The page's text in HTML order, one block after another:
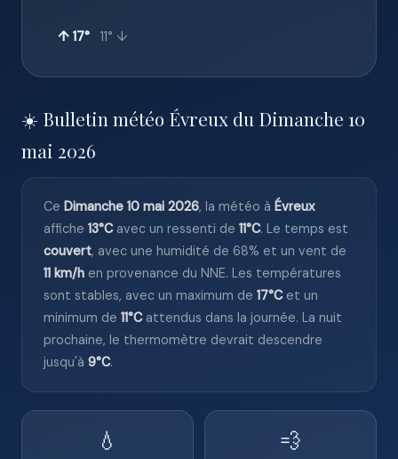
↑ 17° 11° ↓
☀️ Bulletin météo Évreux du Dimanche 10
mai 2026
Ce Dimanche 10 mai 2026, la météo à Évreux
affiche 13°Cavec un ressenti de 11°C. Le temps est
couvert, avec une humidité de 68% et un vent de
11 km/h en provenance du NNE. Les températures
sont stables, avec un maximum de 17°Cet un
minimum de 11°Cattendus dans la journée. La nuit
prochaine, le thermomètre devrait descendre
jusqu'à 9°C.
💧 💨